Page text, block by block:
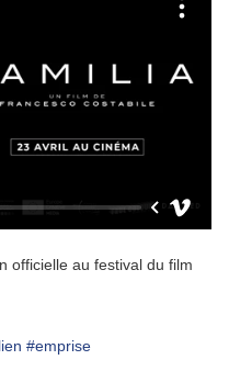
officielle au festival du film
#emprise